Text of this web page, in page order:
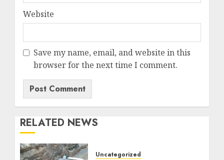
Website
Save my name, email, and website in this
browser for the next time I comment.
RELATED NEWS
Uncategorized